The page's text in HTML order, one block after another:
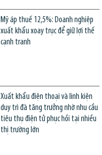
Mỹ áp thuế 12,5%: Doanh nghiệp
xuất khẩu xoay trục để giữ lợi thế
cạnh tranh
Xuất khẩu điện thoại và linh kiện
duy trì đà tăng trưởng nhờ nhu cầu
tiêu thụ điện tử phục hồi tại nhiều
thị trường lớn